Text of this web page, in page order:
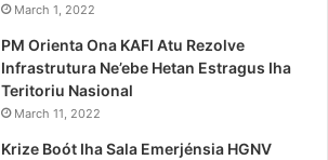
March 1, 2022
PM Orienta Ona KAFI Atu Rezolve
Infrastrutura Ne’ebe Hetan Estragus Iha
Teritoriu Nasional
March 11, 2022
Krize Boót Iha Sala Emerjénsia HGNV